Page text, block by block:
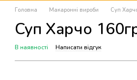
Головна Макаронні вироби Суп
Суп Харчо
В наявності Написати відгук